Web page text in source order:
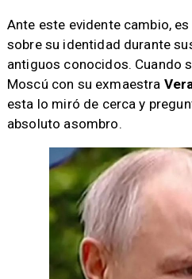
Ante este evidente cambio,
sobre su identidad durante
antiguos conocidos. Cuando
Moscú con su exmaestra
esta lo miró de cerca y
absoluto asombro.